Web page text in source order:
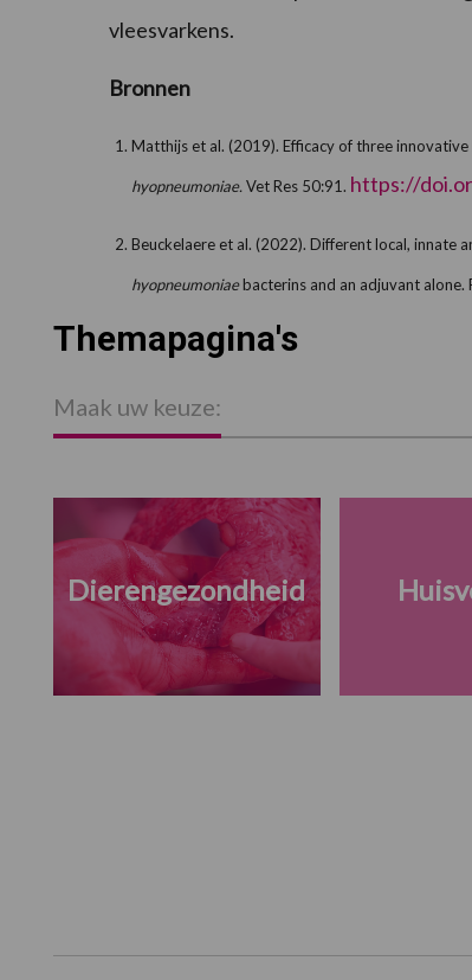
vleesvarkens.
Bronnen
Matthijs et al. (2019). Efficacy of three
hyopneumoniae.Vet Res 50:91. https://
Beuckelaere et al. (2022). Different local, innate
hyopneumoniaebacterins and an adjuvant
Themapagina's
Maak uw keuze:
Dierengezondheid